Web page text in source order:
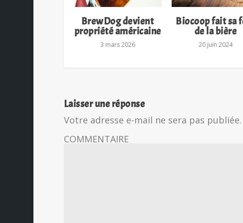
BrewDog devient
propriété américaine
3 mars 2026
Biocoop fait sa
de la bière
20 juin 2024
Laisser une réponse
Votre adresse e-mail ne sera pas publiée.
COMMENTAIRE